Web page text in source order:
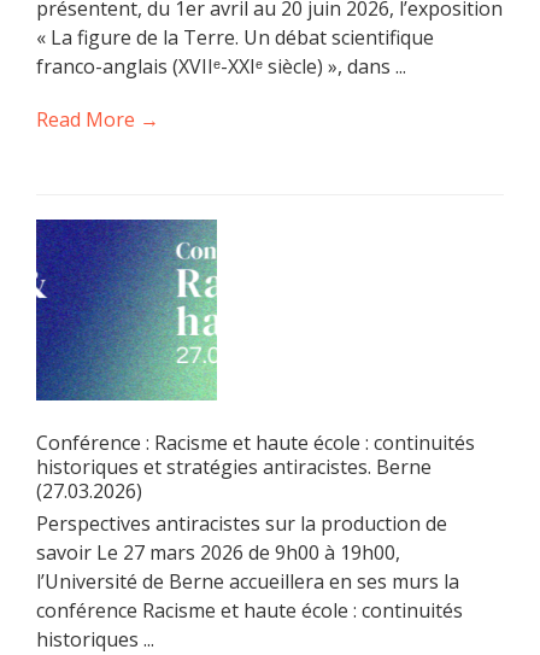
présentent, du 1er avril au 20 juin 2026, l’exposition
« La figure de la Terre. Un débat scientifique
franco-anglais (XVIIᵉ-XXIᵉ siècle) », dans ...
Read More →
Conférence : Racisme et haute école : continuités
historiques et stratégies antiracistes. Berne
(27.03.2026)
Perspectives antiracistes sur la production de
savoir Le 27 mars 2026 de 9h00 à 19h00,
l’Université de Berne accueillera en ses murs la
conférence Racisme et haute école : continuités
historiques ...